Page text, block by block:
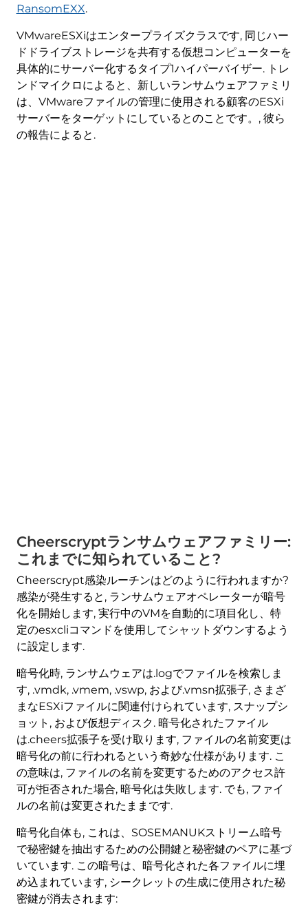
RansomEXX.
VMwareESXiはエンタープライズクラスです, 同じハー
ドドライブストレージを共有する仮想コンピューターを
具体的にサーバー化するタイプ1ハイパーバイザー. トレ
ンドマイクロによると、新しいランサムウェアファミリ
は、VMwareファイルの管理に使用される顧客のESXi
サーバーをターゲットにしているとのことです。, 彼ら
の報告によると.
Cheerscryptランサムウェアファミリー:
これまでに知られていること?
Cheerscrypt感染ルーチンはどのように行われますか?
感染が発生すると, ランサムウェアオペレーターが暗号
化を開始します, 実行中のVMを自動的に項目化し、特
定のesxcliコマンドを使用してシャットダウンするよう
に設定します.
暗号化時, ランサムウェアは.logでファイルを検索しま
す, .vmdk, .vmem, .vswp, および.vmsn拡張子, さまざ
まなESXiファイルに関連付けられています, スナップシ
ョット, および仮想ディスク. 暗号化されたファイル
は.cheers拡張子を受け取ります, ファイルの名前変更は
暗号化の前に行われるという奇妙な仕様があります. こ
の意味は, ファイルの名前を変更するためのアクセス許
可が拒否された場合, 暗号化は失敗します. でも, ファイ
ルの名前は変更されたままです.
暗号化自体も, これは、SOSEMANUKストリーム暗号
で秘密鍵を抽出するための公開鍵と秘密鍵のペアに基づ
いています. この暗号は、暗号化された各ファイルに埋
め込まれています, シークレットの生成に使用された秘
密鍵が消去されます: